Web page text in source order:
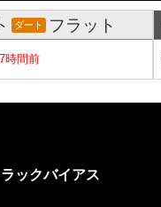
ダート フラット
時間前
ックバイアス